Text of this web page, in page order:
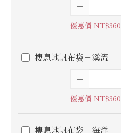
優惠價 NT$360
棲息地帆布袋－溪流
優惠價 NT$360
棲息地帆布袋－海洋